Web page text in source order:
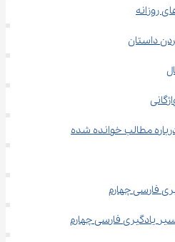
مطالب خوانده شده
فارسی چهارم
یادگیری فارسی چهارم